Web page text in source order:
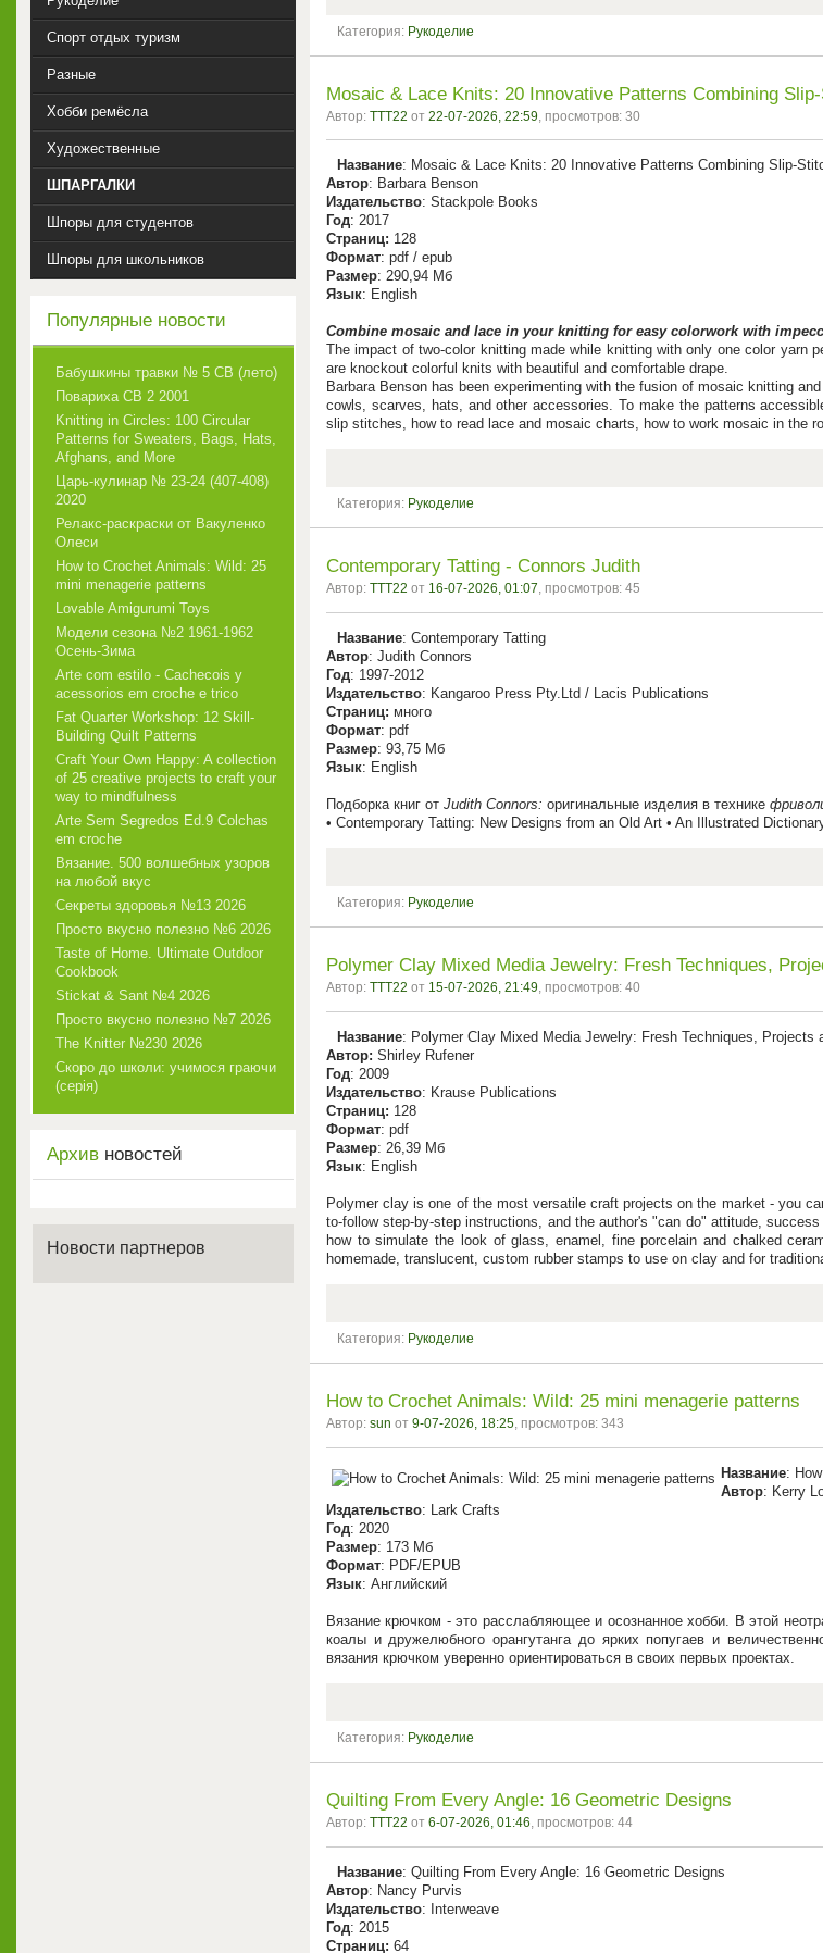
Категория: Рукоделие
Mosaic & Lace Knits: 20 Innovative Patterns Combining
Автор: TTT22 от 22-07-2026, 22:59 , просмотров: 30
Название: Mosaic & Lace Knits: 20 Innovative Patterns Combining Slip-
Автор: Barbara Benson
Издательство: Stackpole Books
Год: 2017
Cтраниц: 128
Формат: pdf / epub
Размер: 290,94 Мб
Язык: English
Combine mosaic and lace in your knitting for easy colorwork with
The impact of two-color knitting made while knitting with only one color yarn
are knockout colorful knits with beautiful and comfortable drape.
Barbara Benson has been experimenting with the fusion of mosaic knitting
cowls, scarves, hats, and other accessories. To make the patterns
slip stitches, how to read lace and mosaic charts, how to work mosaic in the
Категория: Рукоделие
Contemporary Tatting - Connors Judith
Автор: TTT22 от 16-07-2026, 01:07, просмотров: 45
Название: Contemporary Tatting
Автор: Judith Connors
Год: 1997-2012
Издательство: Kangaroo Press Pty.Ltd / Lacis Publications
Cтраниц: много
Формат: pdf
Размер: 93,75 Мб
Язык: English
Подборка книг от Judith Connors: оригинальные изделия в технике
• Contemporary Tatting: New Designs from an Old Art • An Illustrated
Категория: Рукоделие
Polymer Clay Mixed Media Jewelry: Fresh Techniques,
Автор: TTT22 от 15-07-2026, 21:49, просмотров: 40
Название: Polymer Clay Mixed Media Jewelry: Fresh Techniques, Projects
Автор: Shirley Rufener
Год: 2009
Издательство: Krause Publications
Cтраниц: 128
Формат: pdf
Размер: 26,39 Мб
Язык: English
Polymer clay is one of the most versatile craft projects on the market - you
to-follow step-by-step instructions, and the author's "can do" attitude,
how to simulate the look of glass, enamel, fine porcelain and chalked
homemade, translucent, custom rubber stamps to use on clay and for
Категория: Рукоделие
How to Crochet Animals: Wild: 25 mini menagerie patterns
Автор: sun от 9-07-2026, 18:25, просмотров: 343
Название:
Автор: Kerry
Издательство: Lark Crafts
Год: 2020
Размер: 173 Мб
Формат: PDF/EPUB
Язык: Английский
Вязание крючком - это расслабляющее и осознанное хобби. В этой
коалы и дружелюбного орангутанга до ярких попугаев и
вязания крючком уверенно ориентироваться в своих первых проектах.
Категория: Рукоделие
Quilting From Every Angle: 16 Geometric Designs
Автор: TTT22 от 6-07-2026, 01:46, просмотров: 44
Название: Quilting From Every Angle: 16 Geometric Designs
Автор: Nancy Purvis
Издательство: Interweave
Год: 2015
Cтраниц: 64
Спорт отдых туризм
Разные
Хобби ремёсла
Художественные
ШПАРГАЛКИ
Шпоры для студентов
Шпоры для школьников
Популярные новости
Бабушкины травки № 5 СВ (лето)
Повариха СВ 2 2001
Knitting in Circles: 100 Circular
Patterns for Sweaters, Bags, Hats,
Afghans, and More
Царь-кулинар № 23-24 (407-408)
2020
Релакс-раскраски от Вакуленко
Олеси
How to Crochet Animals: Wild: 25
mini menagerie patterns
Lovable Amigurumi Toys
Модели сезона №2 1961-1962
Осень-Зима
Arte com estilo - Cachecois у
acessorios em croche e trico
Fat Quarter Workshop: 12 Skill-
Building Quilt Patterns
Craft Your Own Happy: A collection
of 25 creative projects to craft your
way to mindfulness
Arte Sem Segredos Ed.9 Colchas
em croche
Вязание. 500 волшебных узоров
на любой вкус
Секреты здоровья №13 2026
Просто вкусно полезно №6 2026
Taste of Home. Ultimate Outdoor
Cookbook
Stickat & Sant №4 2026
Просто вкусно полезно №7 2026
The Knitter №230 2026
Скоро до школи: учимося граючи
(серія)
Архив новостей
Новости партнеров